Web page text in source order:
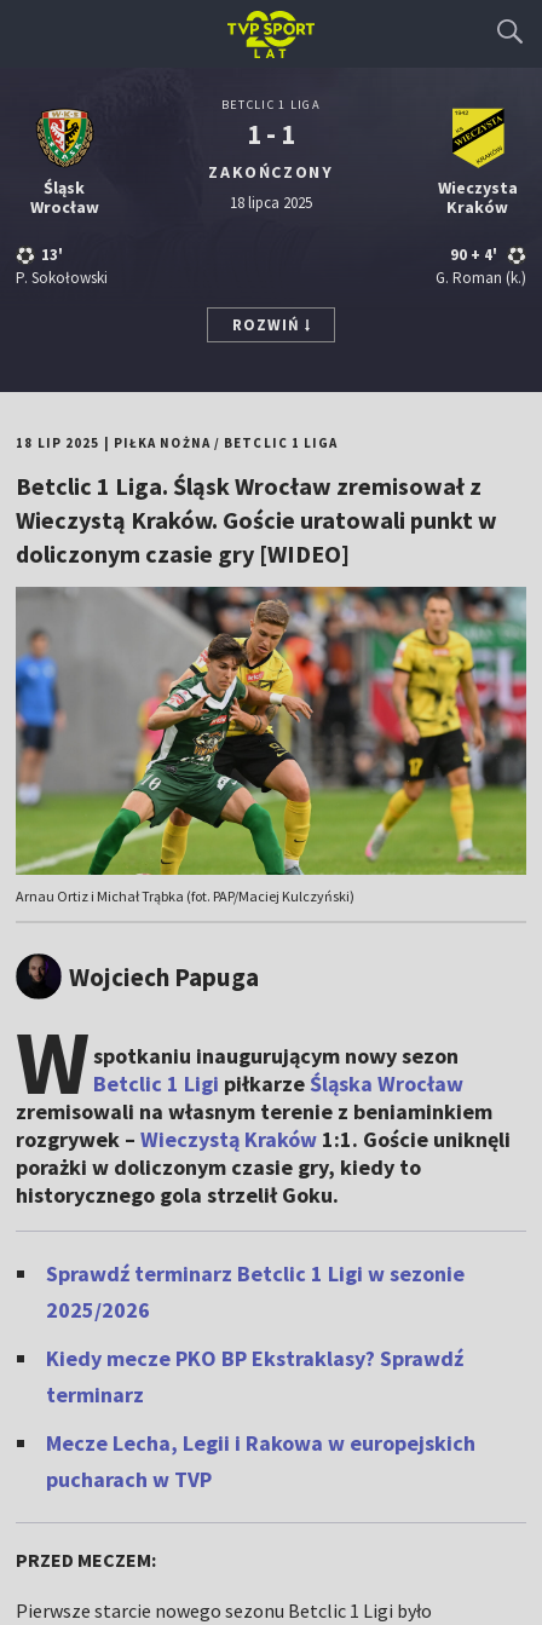
Śląsk
Wrocław
13'
P. Sokołowski
BETCLIC 1 LIGA
1 - 1
ZAKOŃCZONY
18 lipca 2025
Wieczysta
Kraków
90+ 4'
G. Roman (k.)
ROZWIŃ
18 LIP 2025 PIŁKA NOŻNA/ BETCLIC 1 LIGA
Betclic 1 Liga. Śląsk Wrocław zremisował z
Wieczystą Kraków. Goście uratowali punkt w
doliczonym czasie gry [WIDEO]
Arnau Ortiz i Michał Trąbka (fot. PAP/Maciej Kulczyński)
Wojciech Papuga
Wspotkaniu inaugurującym nowy sezon
Betclic 1 Ligi piłkarze Śląska Wrocław
zremisowali na własnym terenie z beniaminkiem
rozgrywek –Wieczystą Kraków 1:1. Goście uniknęli
porażki w doliczonym czasie gry, kiedy to
historycznego gola strzelił Goku.
Sprawdź terminarz Betclic 1 Ligi w sezonie
2025/2026
Kiedy mecze PKO BP Ekstraklasy? Sprawdź
terminarz
Mecze Lecha, Legii i Rakowa w europejskich
pucharach w TVP
PRZED MECZEM:
Pierwsze starcie nowego sezonu Betclic 1 Ligi było